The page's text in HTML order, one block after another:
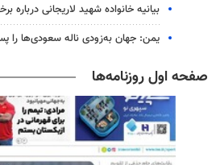
بیانیه خانواده شهید لاریجانی درباره
یمن: جهان به‌زودی ناله سعودی‌ها را
صفحه اول روزنامه‌ها